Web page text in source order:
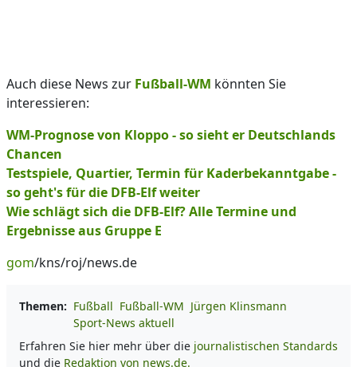
Auch diese News zur Fußball-WM könnten Sie
interessieren:
WM-Prognose von Kloppo - so sieht er Deutschlands
Chancen
Testspiele, Quartier, Termin für Kaderbekanntgabe -
so geht's für die DFB-Elf weiter
Wie schlägt sich die DFB-Elf? Alle Termine und
Ergebnisse aus Gruppe E
gom/kns/roj/news.de
Themen: Fußball Fußball-WM Jürgen Klinsmann
Sport-News aktuell
Erfahren Sie hier mehr über die journalistischen Standards
und die Redaktion von news.de.